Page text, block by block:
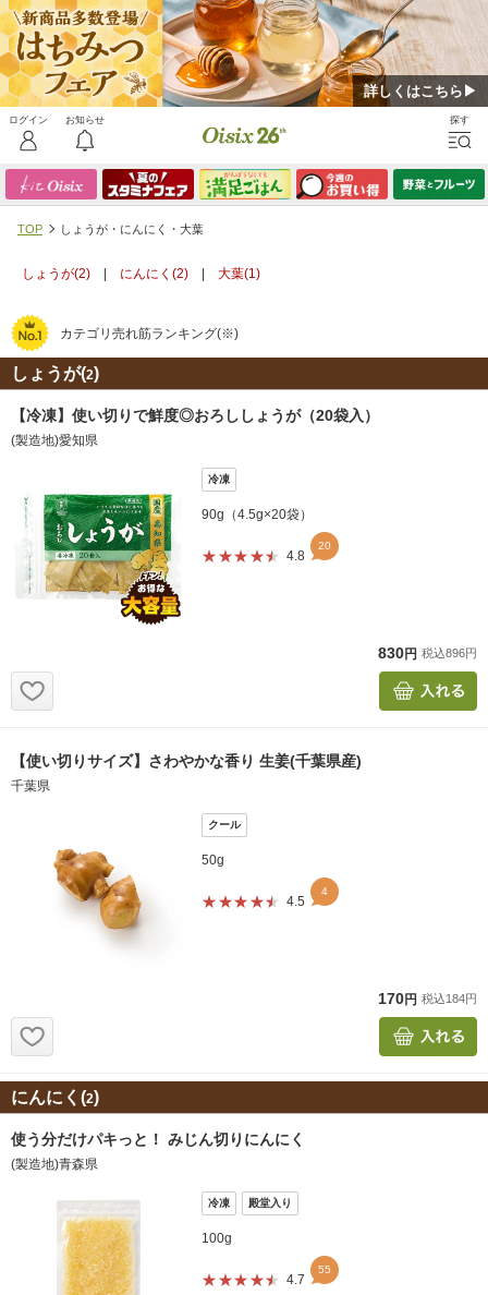
詳しくはこちら▶
TOP しょうが・にんにく・大葉
しょうが(2) にんにく(2) 大葉(1)
カテゴリ売れ筋ランキング(※)
しょうが(2)
にんにく(2)